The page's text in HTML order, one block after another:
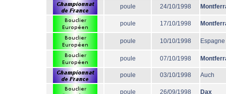
poule 24/10/1998
poule 17/10/1998
poule 10/10/1998 Espagne
poule 07/10/1998
poule 03/10/1998 Auch
poule 26/09/1998 Dax